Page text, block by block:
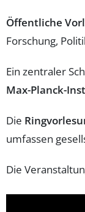
Öffentliche
Forschung,
Ein zentraler
Max-Planck-
Die
umfassen
Die